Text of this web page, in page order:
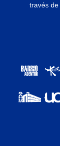
través de